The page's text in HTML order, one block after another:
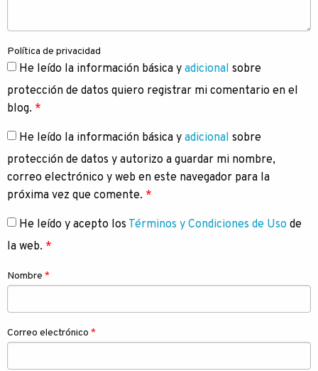
Política de privacidad
He leído la información básica y adicional sobre
protección de datos quiero registrar mi comentario en el
blog. *
He leído la información básica y adicional sobre
protección de datos y autorizo a guardar mi nombre,
correo electrónico y web en este navegador para la
próxima vez que comente. *
He leído y acepto los Términos y Condiciones de Uso de
la web. *
Nombre *
Correo electrónico *